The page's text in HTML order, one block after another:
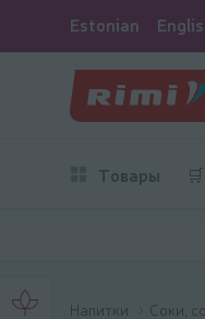
Estonian
Товары
Напитки Соки,